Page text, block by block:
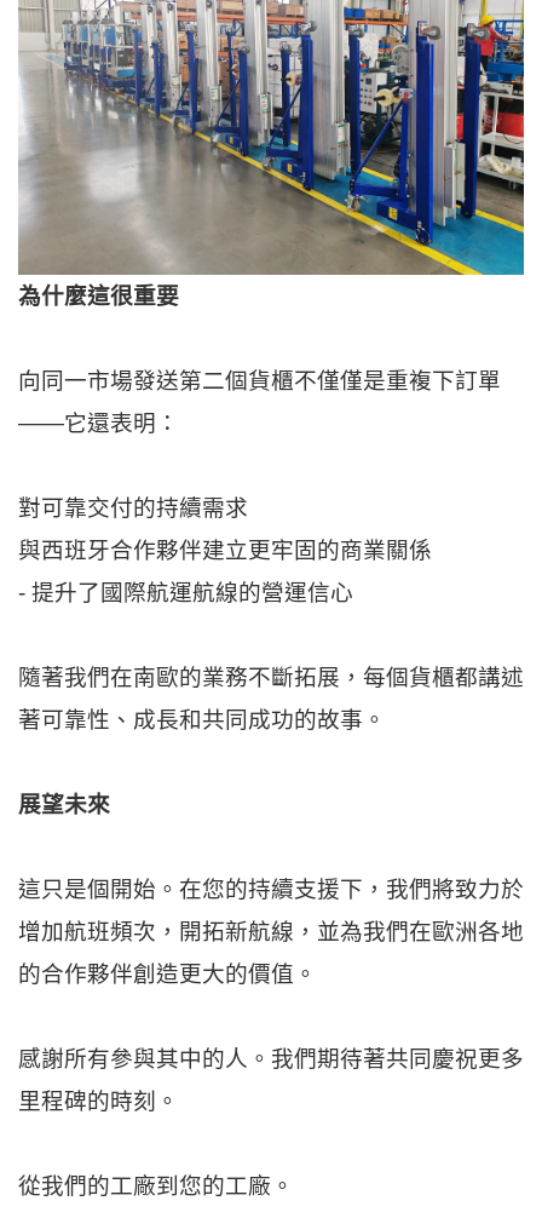
為什麼這很重要
向同一市場發送第二個貨櫃不僅僅是重複下訂單
——它還表明：
對可靠交付的持續需求
與西班牙合作夥伴建立更牢固的商業關係
- 提升了國際航運航線的營運信心
隨著我們在南歐的業務不斷拓展，每個貨櫃都講述
著可靠性、成長和共同成功的故事。
展望未來
這只是個開始。在您的持續支援下，我們將致力於
增加航班頻次，開拓新航線，並為我們在歐洲各地
的合作夥伴創造更大的價值。
感謝所有參與其中的人。我們期待著共同慶祝更多
里程碑的時刻。
從我們的工廠到您的工廠。